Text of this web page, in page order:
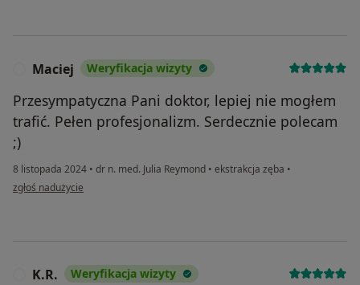
Maciej Weryfikacja wizyty
Przesympatyczna Pani doktor, lepiej nie mogłem
trafić. Pełen profesjonalizm. Serdecznie polecam
;)
8 listopada 2024 • dr n. med. Julia Reymond • ekstrakcja zęba •
w opinii użytkownika Maciej
zgłoś nadużycie
K.R. Weryfikacja wizyty